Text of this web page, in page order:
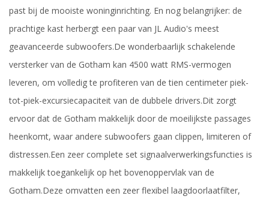
past bij de mooiste woninginrichting. En nog belangrijker: de
prachtige kast herbergt een paar van JL Audio's meest
geavanceerde subwoofers.De wonderbaarlijk schakelende
versterker van de Gotham kan 4500 watt RMS-vermogen
leveren, om volledig te profiteren van de tien centimeter piek-
tot-piek-excursiecapaciteit van de dubbele drivers.Dit zorgt
ervoor dat de Gotham makkelijk door de moeilijkste passages
heenkomt, waar andere subwoofers gaan clippen, limiteren of
distressen.Een zeer complete set signaalverwerkingsfuncties is
makkelijk toegankelijk op het bovenoppervlak van de
Gotham.Deze omvatten een zeer flexibel laagdoorlaatfilter,